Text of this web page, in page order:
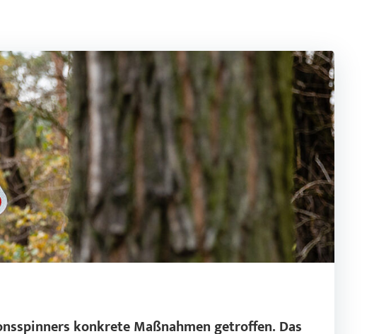
konkrete Maßnahmen getroffen. Das